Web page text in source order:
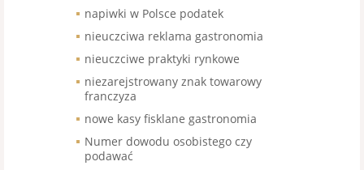
napiwki w Polsce podatek
nieuczciwa reklama gastronomia
nieuczciwe praktyki rynkowe
niezarejstrowany znak towarowy
franczyza
nowe kasy fisklane gastronomia
Numer dowodu osobistego czy
podawać